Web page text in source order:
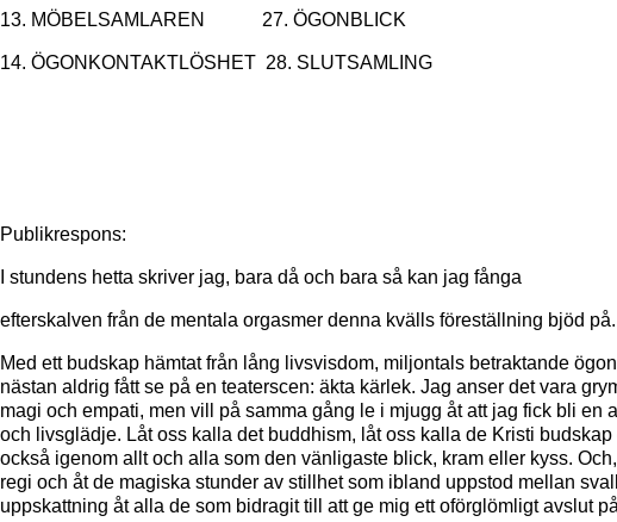
13. MÖBELSAMLAREN 27. ÖGONBLICK
14. ÖGONKONTAKTLÖSHET 28. SLUTSAMLING
Publikrespons:
I stundens hetta skriver jag, bara då och bara så kan jag fånga
efterskalven från de mentala orgasmer denna kvälls föreställning bjöd på.
Med ett budskap hämtat från lång livsvisdom, miljontals betraktande
nästan aldrig fått se på en teaterscen: äkta kärlek. Jag anser det vara
magi och empati, men vill på samma gång le i mjugg åt att jag fick bli
och livsglädje. Låt oss kalla det buddhism, låt oss kalla de Kristi
också igenom allt och alla som den vänligaste blick, kram eller kyss.
regi och åt de magiska stunder av stillhet som ibland uppstod mellan
uppskattning åt alla de som bidragit till att ge mig ett oförglömligt avslut